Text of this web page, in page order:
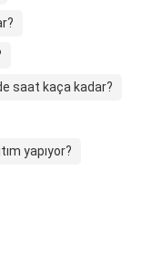
saat kaça kadar?
yapıyor?